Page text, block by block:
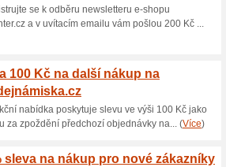
Akce
ARSENAL
se slevou.
(ne